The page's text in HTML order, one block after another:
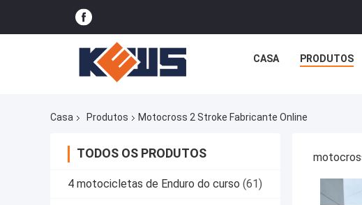
CASA PRODUTOS
Casa Produtos Motocross 2 Stroke Fabricante Online
TODOS OS PRODUTOS
4 motocicletas de Enduro do curso (61)